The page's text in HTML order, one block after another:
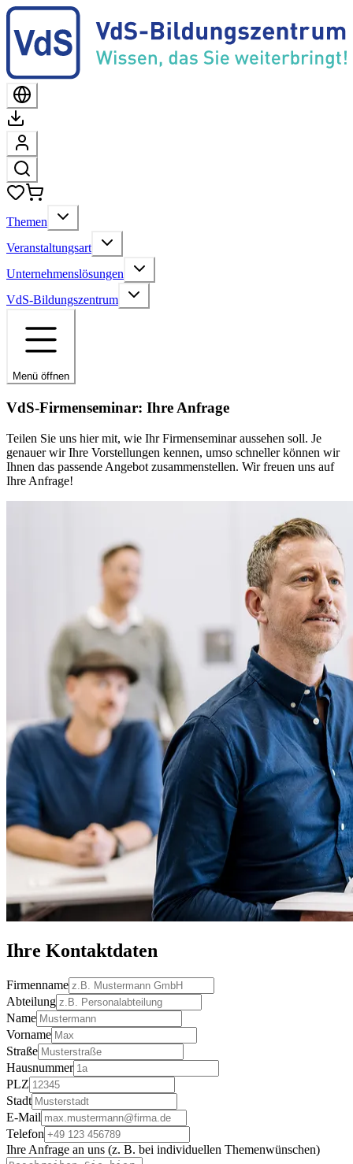
Themen
Veranstaltungsart
Unternehmenslösungen
VdS-Bildungszentrum
Menü öffnen
VdS-Firmenseminar: Ihre Anfrage
Teilen Sie uns hier mit, wie Ihr Firmenseminar aussehen soll. Je
genauer wir Ihre Vorstellungen kennen, umso schneller können wir
Ihnen das passende Angebot zusammenstellen. Wir freuen uns auf
Ihre Anfrage!
Ihre Kontaktdaten
Firmenname
Abteilung
Name
Vorname
Straße
Hausnummer
PLZ
Stadt
E-Mail
Telefon
Ihre Anfrage an uns (z. B. bei individuellen Themenwünschen)